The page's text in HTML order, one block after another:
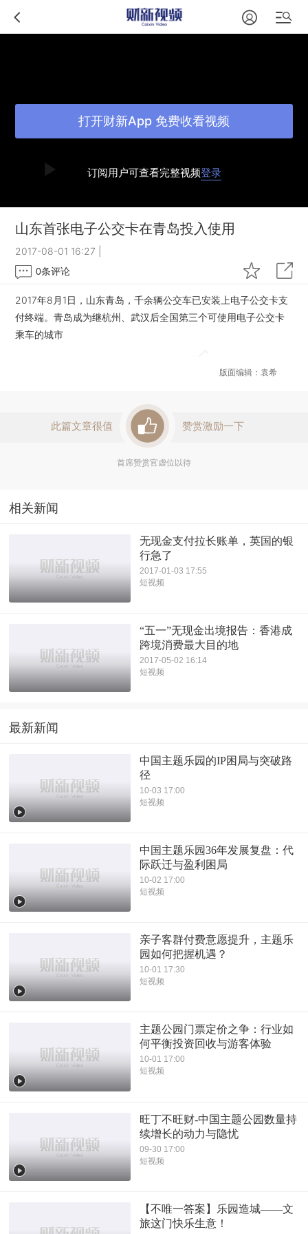
订阅用户可查看完整视频登录
打开财新App 免费收看视频
山东首张电子公交卡在青岛投入使用
2017-08-01 16:27
0条评论
2017年8月1日，山东青岛，千余辆公交车已安装上电子公交卡支
付终端。青岛成为继杭州、武汉后全国第三个可使用电子公交卡
乘车的城市
版面编辑：袁希
此篇文章很值 赞赏激励一下
首席赞赏官虚位以待
相关新闻
无现金支付拉长账单，英国的银
行急了
2017-01-03 17:55
短视频
“五一”无现金出境报告：香港成
跨境消费最大目的地
2017-05-02 16:14
短视频
最新新闻
中国主题乐园的IP困局与突破路
径
10-03 17:00
短视频
中国主题乐园36年发展复盘：代
际跃迁与盈利困局
10-02 17:00
短视频
亲子客群付费意愿提升，主题乐
园如何把握机遇？
10-01 17:30
短视频
主题公园门票定价之争：行业如
何平衡投资回收与游客体验
10-01 17:00
短视频
旺丁不旺财-中国主题公园数量持
续增长的动力与隐忧
09-30 17:00
短视频
【不唯一答案】乐园造城——文
旅这门快乐生意！